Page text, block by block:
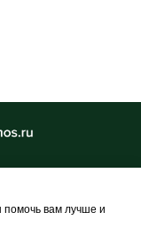
помочь вам лучше и